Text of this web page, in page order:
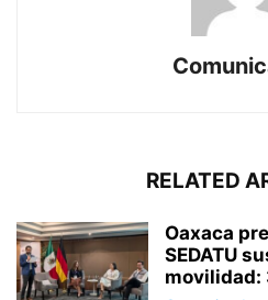
RELATED
Oaxaca
SEDATU
movilidad: